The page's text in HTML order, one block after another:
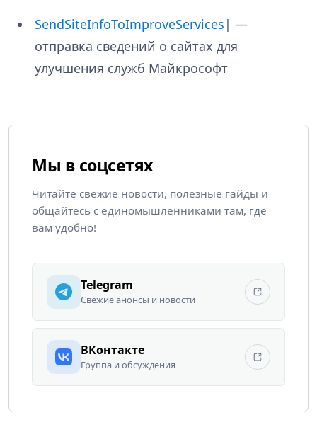
SendSiteInfoToImproveServices | —
отправка сведений о сайтах для
улучшения служб Майкрософт
Мы в соцсетях
Читайте свежие новости, полезные гайды и
общайтесь с единомышленниками там, где
вам удобно!
Telegram
Свежие анонсы и новости
ВКонтакте
Группа и обсуждения